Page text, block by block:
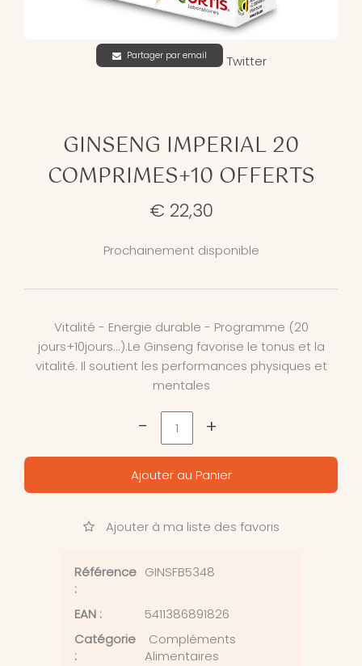
Partager par email Twitter
GINSENG IMPERIAL 20
COMPRIMES+10 OFFERTS
€ 22,30
Prochainement disponible
Vitalité - Energie durable - Programme (20
jours+10jours...).Le Ginseng favorise le tonus et la
vitalité. Il soutient les performances physiques et
mentales
- +
Ajouter au Panier
Ajouter à ma liste des favoris
Référence
:
GINSFB5348
EAN :
5411386891826
Catégorie
:
Compléments
Alimentaires